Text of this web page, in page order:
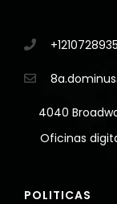
4040
Oficinas
POLITICAS